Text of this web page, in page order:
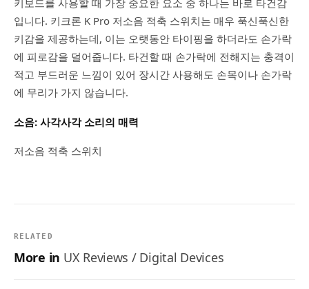
키보드를 사용할 때 가장 중요한 요소 중 하나는 바로 타건감
입니다. 키크론 K Pro 저소음 적축 스위치는 매우 푹신푹신한
키감을 제공하는데, 이는 오랫동안 타이핑을 하더라도 손가락
에 피로감을 덜어줍니다. 타건할 때 손가락에 전해지는 충격이
적고 부드러운 느낌이 있어 장시간 사용해도 손목이나 손가락
에 무리가 가지 않습니다.
소음: 사각사각 소리의 매력
저소음 적축 스위치
RELATED
More in UX Reviews / Digital Devices